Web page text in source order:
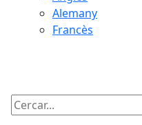
Alemany
Francès
Cercar: